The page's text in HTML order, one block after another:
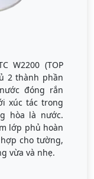
W2200 (TOP
2 thành phần
đóng rắn
xúc tác trong
hòa là nước.
lớp phủ hoàn
cho tường,
vừa và nhẹ.